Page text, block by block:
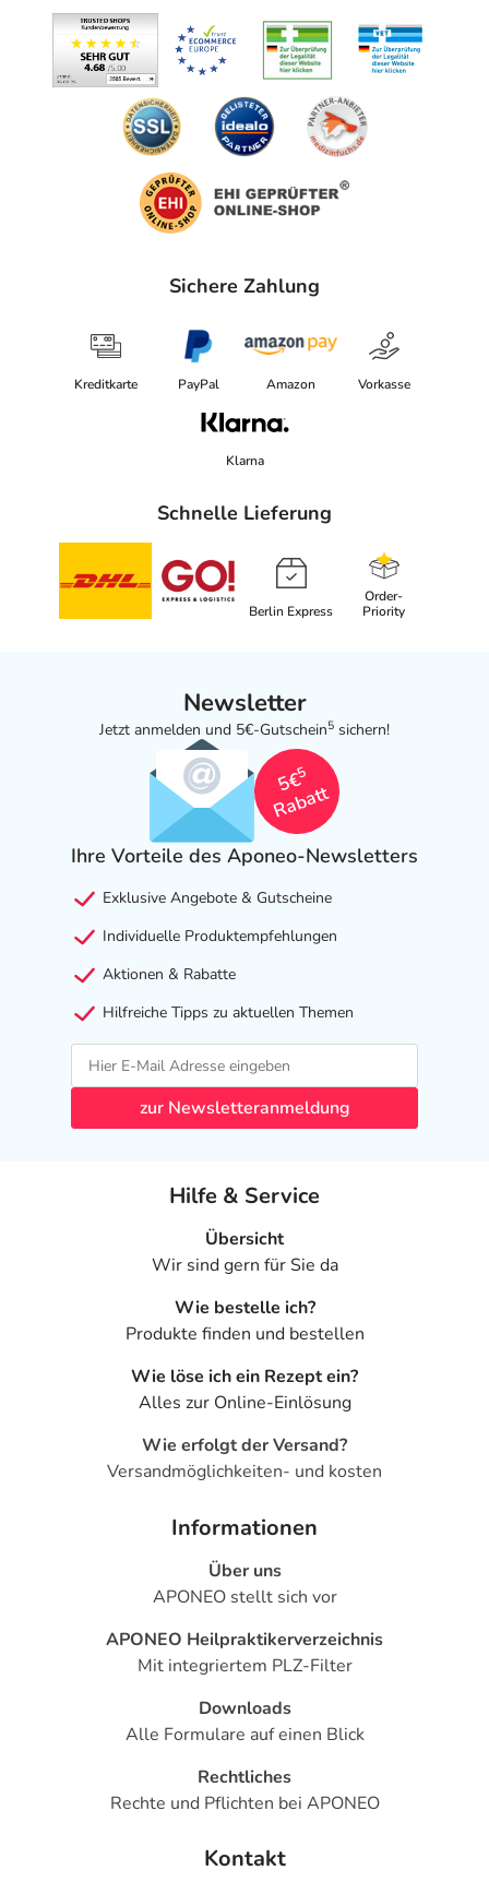
Sichere Zahlung
Kreditkarte PayPal Amazon Vorkasse
Klarna
Schnelle Lieferung
Berlin Express
Order-
Priority
Newsletter
Jetzt anmelden und 5€-Gutschein5 sichern!
5€
5
Rabatt
Ihre Vorteile des Aponeo-Newsletters
Exklusive Angebote & Gutscheine
Individuelle Produktempfehlungen
Aktionen & Rabatte
Hilfreiche Tipps zu aktuellen Themen
zur Newsletteranmeldung
Hilfe & Service
Übersicht
Wir sind gern für Sie da
Wie bestelle ich?
Produkte finden und bestellen
Wie löse ich ein Rezept ein?
Alles zur Online-Einlösung
Wie erfolgt der Versand?
Versandmöglichkeiten- und kosten
Informationen
Über uns
APONEO stellt sich vor
APONEO Heilpraktikerverzeichnis
Mit integriertem PLZ-Filter
Downloads
Alle Formulare auf einen Blick
Rechtliches
Rechte und Pflichten bei APONEO
Kontakt